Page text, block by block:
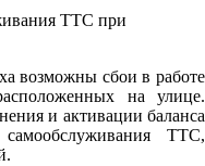
возможны сбои в работе
на улице.
и активации баланса
ТТС,